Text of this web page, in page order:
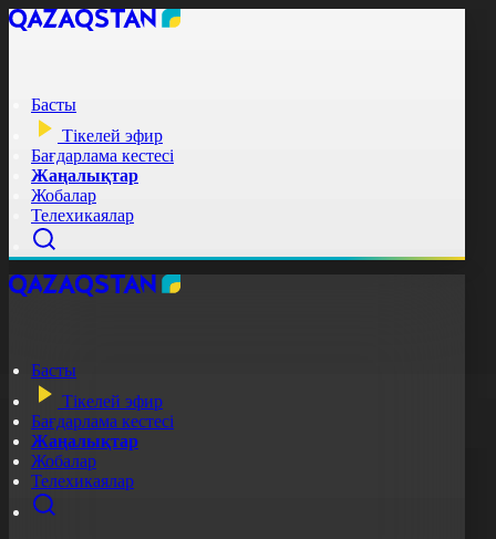
Басты
Тікелей эфир
Бағдарлама кестесі
Жаңалықтар
Жобалар
Телехикаялар
Басты
Тікелей эфир
Бағдарлама кестесі
Жаңалықтар
Жобалар
Телехикаялар